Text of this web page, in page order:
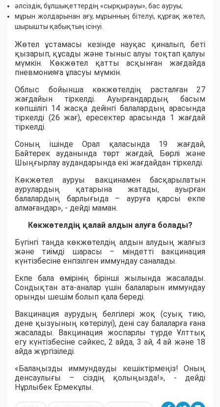
әлсіздік, бұлшықеттердің «сырқырауы», бас ауруы;
мұрын жолдарынан ағу, мұрынның бітелуі, құрғақ жөтел,
шырышты қабықтың ісінуі.
Жөтел ұстамасы кезінде науқас қиналып, беті
қызарып, құсады және тыныс алуы тоқтап қалуы
мүмкін. Көкжөтел қатты асқынған жағдайда
пневмонияға ұласуы мүмкін.
Облыс бойынша көкжөтелдің расталған 27
жағдайын тіркелді. Ауырғандардың басым
көпшілігі 14 жасқа дейінгі балалардың арасында
тіркелді (26 жағ), ересектер арасында 1 жағдай
тіркелді.
Соның ішінде Орал қаласында 19 жағдай,
Байтерек ауданында төрт жағдай, Бөрлі және
Шыңғырлау аудандарында екі жағдайдан тіркелді.
Көкжөтел ауруы вакцинаменбасқарылатын
аурулардың қатарына жатады, ауырған
балалардың барлығыда – ауруға қарсы екпе
алмағандар», - дейді маман.
Көкжөтелдің қалай алдын алуға болады?
Бүгінгі таңда көкжөтелдің алдын алудың жалғыз
және тиімді шарасы – міндетті вакцинация
күнтізбесіне енгізілген иммундау саналады.
Екпе бала өмірінің бірінші жылында жасалады.
Сондықтан ата-аналар үшін балаларын иммундау
орынды шешім болып қала береді.
Вакцинация аурудың белгілері жоқ (суық тию,
дене қызуының көтерілуі), дені сау балаларға ғана
жасалады. Вакцинация жоспарлы түрде Ұлттық
егу күнтізбесіне сәйкес, 2 айда, 3 ай, 4 ай және 18
айда жүргізіледі.
«Балаңызды иммундауды кешіктірмеңіз! Оның
денсаулығы – сіздің қолыңызда!», - дейді
Нұрлыбек Ермекұлы.